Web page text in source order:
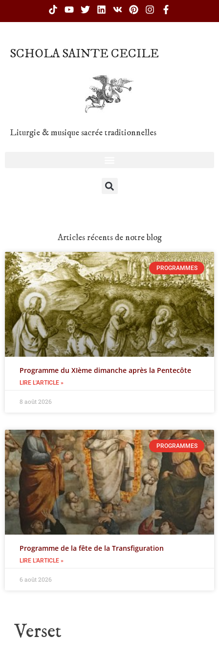
SCHOLA SAINTE CECILE
Liturgie & musique sacrée traditionnelles
Articles récents de notre blog
PROGRAMMES
Programme du XIème dimanche après la Pentecôte
LIRE L'ARTICLE »
8 août 2026
PROGRAMMES
Programme de la fête de la Transfiguration
LIRE L'ARTICLE »
6 août 2026
Verset